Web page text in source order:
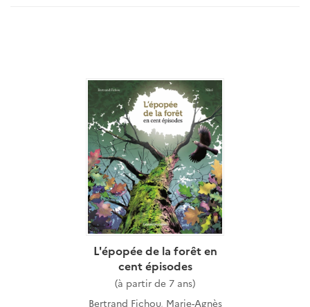
L'épopée de la forêt en
cent épisodes
(à partir de 7 ans)
Bertrand Fichou, Marie-Agnès